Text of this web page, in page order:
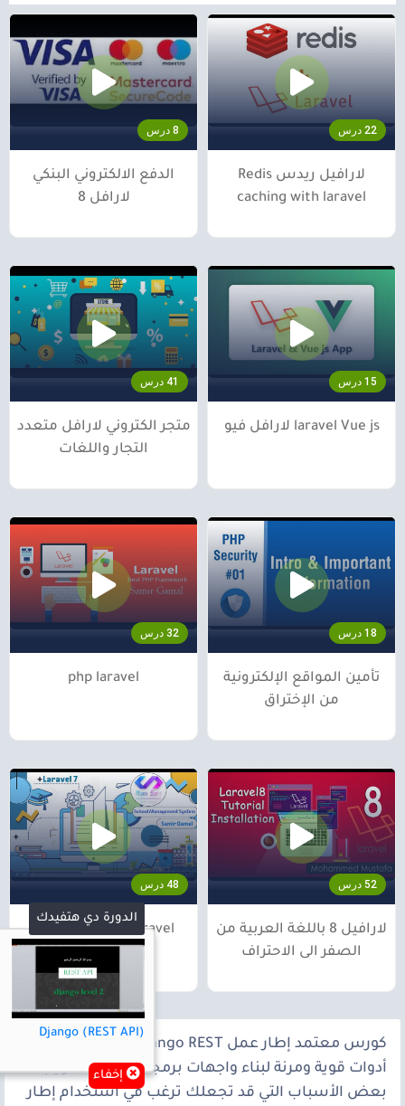
الدورة دي هتفيدك
Django (REST API)
إخفاء
22 درس
لارافيل ريدس Redis
caching with laravel
8 درس
الدفع الالكتروني البنكي
لارافل 8
15 درس
laravel Vue js لارافل فيو
41 درس
متجر الكتروني لارافل متعدد
التجار واللغات
18 درس
تأمين المواقع الإلكترونية
من الإختراق
32 درس
php laravel
52 درس
لارافيل 8 باللغة العربية من
الصفر الى الاحتراف
48 درس
Php Laravel من البدايه
أدوات قوية ومرنة لبناء واجهات برمجة تطبيقات الويب.
بعض الأسباب التي قد تجعلك ترغب في استخدام إطار